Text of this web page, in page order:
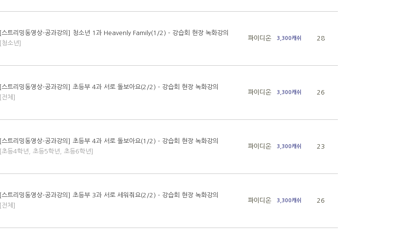
[스트리밍동영상-공과강의] 청소년 1과 Heavenly Family(1/2) - 강습회 현장 녹화강의
[청소년]
파이디온 3,300캐쉬 28
[스트리밍동영상-공과강의] 초등부 4과 서로 돌보아요(2/2) - 강습회 현장 녹화강의
[전체]
파이디온 3,300캐쉬 26
[스트리밍동영상-공과강의] 초등부 4과 서로 돌보아요(1/2) - 강습회 현장 녹화강의
[초등4학년, 초등5학년, 초등6학년]
파이디온 3,300캐쉬 23
[스트리밍동영상-공과강의] 초등부 3과 서로 세워줘요(2/2) - 강습회 현장 녹화강의
[전체]
파이디온 3,300캐쉬 26